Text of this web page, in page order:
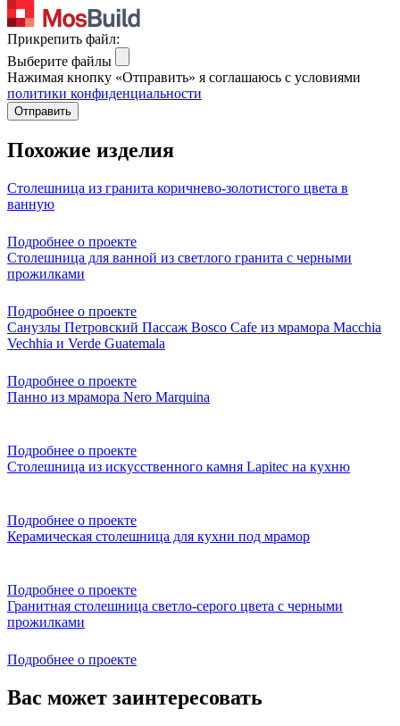
Прикрепить файл:
Выберите файлы
Нажимая кнопку «Отправить» я соглашаюсь с условиями
политики конфиденциальности
Отправить
Похожие изделия
Столешница из гранита коричнево-золотистого цвета в
ванную
Подробнее о проекте
Столешница для ванной из светлого гранита с черными
прожилками
Подробнее о проекте
Санузлы Петровский Пассаж Bosco Cafe из мрамора Macchia
Vechhia и Verde Guatemala
Подробнее о проекте
Панно из мрамора Nero Marquina
Подробнее о проекте
Столешница из искусственного камня Lapitec на кухню
Подробнее о проекте
Керамическая столешница для кухни под мрамор
Подробнее о проекте
Гранитная столешница светло-серого цвета с черными
прожилками
Подробнее о проекте
Вас может заинтересовать